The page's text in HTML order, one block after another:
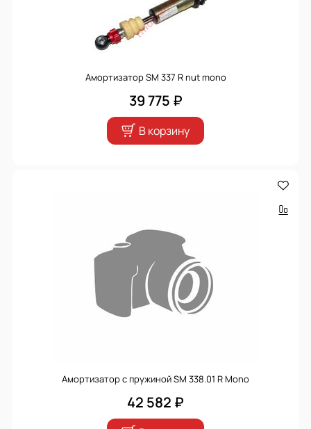
Амортизатор SM 337 R nut mono
39 775 ₽
В корзину
Амортизатор с пружиной SM 338.01 R Mono
42 582 ₽